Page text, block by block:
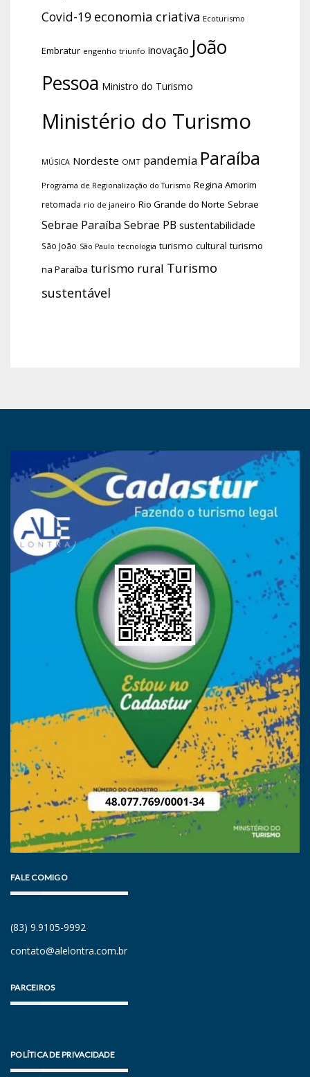
Covid-19 economia criativa Ecoturismo
Embratur engenho triunfo inovação João
Pessoa Ministro do Turismo
Ministério do Turismo
MÚSICA Nordeste OMT pandemia Paraíba
Programa de Regionalização do Turismo Regina Amorim
retomada rio de janeiro Rio Grande do Norte Sebrae
Sebrae Paraíba Sebrae PB sustentabilidade
São João São Paulo tecnologia turismo cultural turismo
na Paraíba turismo rural Turismo
sustentável
FALE COMIGO
(83) 9.9105-9992
contato@alelontra.com.br
PARCEIROS
POLÍTICA DE PRIVACIDADE